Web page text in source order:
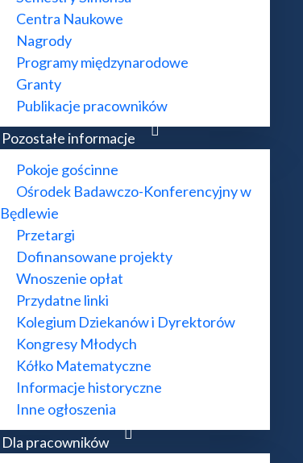
Centra Naukowe
Nagrody
Programy międzynarodowe
Granty
Publikacje pracowników
Pozostałe informacje
Pokoje gościnne
Ośrodek Badawczo-Konferencyjny w
Będlewie
Przetargi
Dofinansowane projekty
Wnoszenie opłat
Przydatne linki
Kolegium Dziekanów i Dyrektorów
Kongresy Młodych
Kółko Matematyczne
Informacje historyczne
Inne ogłoszenia
Dla pracowników
w Będlewie wpisane na